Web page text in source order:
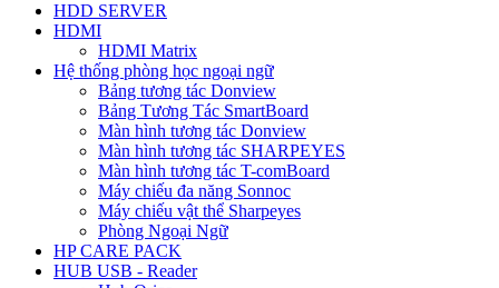
HDD SERVER
HDMI
HDMI Matrix
Hệ thống phòng học ngoại ngữ
Bảng tương tác Donview
Bảng Tương Tác SmartBoard
Màn hình tương tác Donview
Màn hình tương tác SHARPEYES
Màn hình tương tác T-comBoard
Máy chiếu đa năng Sonnoc
Máy chiếu vật thể Sharpeyes
Phòng Ngoại Ngữ
HP CARE PACK
HUB USB - Reader